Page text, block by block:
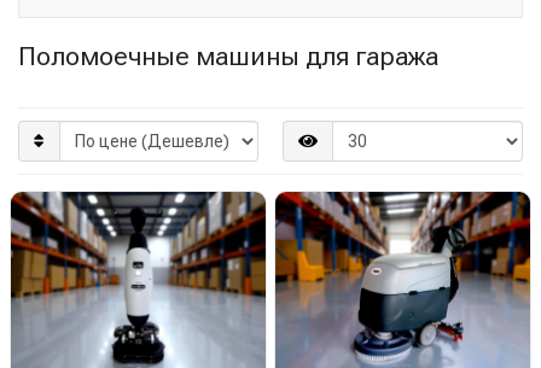
Поломоечные машины для гаража